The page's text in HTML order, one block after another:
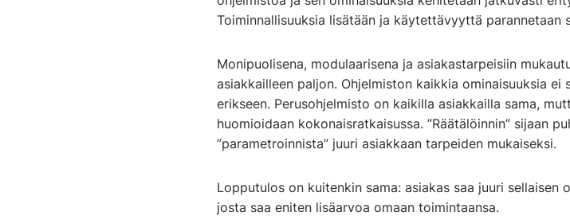
Toiminnallisuuksia lisätään ja käytettävyyttä
Monipuolisena, modulaarisena ja asiakastarpeisiin
asiakkailleen paljon. Ohjelmiston kaikkia ominaisuuksia
erikseen. Perusohjelmisto on kaikilla asiakkailla sama,
huomioidaan kokonaisratkaisussa. ”Räätälöinnin” sijaan
”parametroinnista” juuri asiakkaan tarpeiden mukaiseksi.
Lopputulos on kuitenkin sama: asiakas saa juuri
josta saa eniten lisäarvoa omaan toimintaansa.